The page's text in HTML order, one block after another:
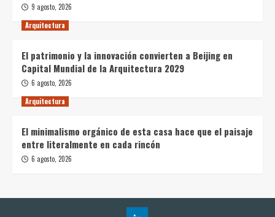
9 agosto, 2026
Arquitectura
El patrimonio y la innovación convierten a Beijing en
Capital Mundial de la Arquitectura 2029
6 agosto, 2026
Arquitectura
El minimalismo orgánico de esta casa hace que el paisaje
entre literalmente en cada rincón
6 agosto, 2026